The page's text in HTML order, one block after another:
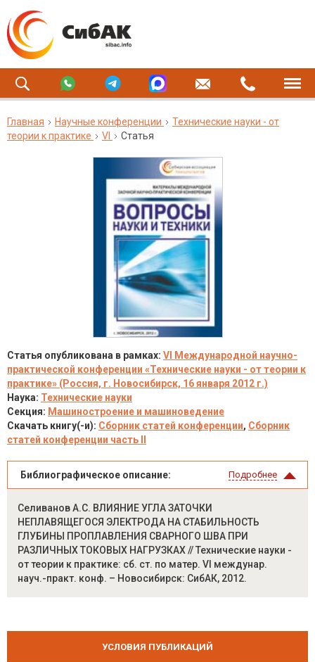
Главная Научные конференции
Технические науки - от
теории к практике
VI Статья
Статья опубликована в рамках: VI Международной научно-
практической конференции «Технические науки - от теории к
практике» (Россия, г. Новосибирск, 16 января 2012 г.)
Наука: Технические науки
Секция: Машиностроение и машиноведение
Скачать книгу(-и): Сборник статей конференции, Сборник
статей конференции часть II
Библиографическое описание: Подробнее
Селиванов А.С. ВЛИЯНИЕ УГЛА ЗАТОЧКИ
НЕПЛАВЯЩЕГОСЯ ЭЛЕКТРОДА НА СТАБИЛЬНОСТЬ
ГЛУБИНЫ ПРОПЛАВЛЕНИЯ СВАРНОГО ШВА ПРИ
РАЗЛИЧНЫХ ТОКОВЫХ НАГРУЗКАХ // Технические науки -
от теории к практике: сб. ст. по матер. VI междунар.
науч.-практ. конф. – Новосибирск: СибАК, 2012.
УСЛОВИЯ ПУБЛИКАЦИЙ